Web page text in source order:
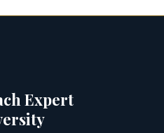
Expert